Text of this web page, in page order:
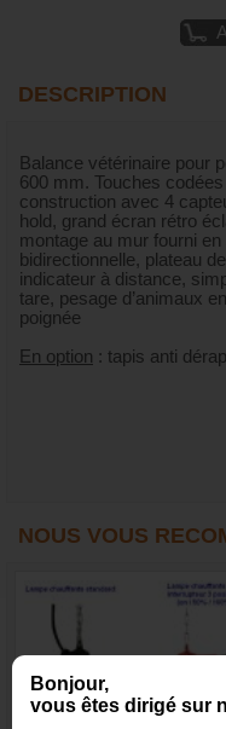
Bonjour,
vous êtes dirigé sur
DESCRIPTION
Balance vétérinaire pour
600 mm. Touches
construction avec 4
hold, grand écran rétro
montage au mur fourni
bidirectionnelle, plateau
indicateur à distance,
tare, pesage d’animaux
poignée
En option : tapis anti
NOUS VOUS